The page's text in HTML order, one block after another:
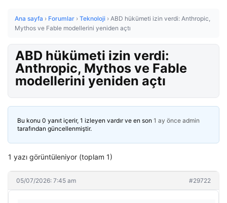
Ana sayfa › Forumlar › Teknoloji › ABD hükümeti izin verdi: Anthropic,
Mythos ve Fable modellerini yeniden açtı
ABD hükümeti izin verdi:
Anthropic, Mythos ve Fable
modellerini yeniden açtı
Bu konu 0 yanıt içerir, 1 izleyen vardır ve en son 1 ay önce admin
tarafından güncellenmiştir.
1 yazı görüntüleniyor (toplam 1)
05/07/2026: 7:45 am #29722